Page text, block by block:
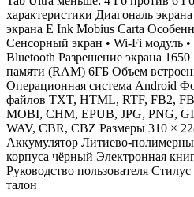
характеристики Диагональ
экрана E Ink Mobius Carta
Сенсорный экран • Wi-Fi модуль
Bluetooth Разрешение экрана
памяти (RAM) 6ГБ Объем
Операционная система Android
файлов TXT, HTML, RTF, FB2,
MOBI, CHM, EPUB, JPG, PNG,
WAV, CBR, CBZ Размеры 310 ×
Аккумулятор Литиево-
корпуса чёрный Электронная
Руководство пользователя
талон